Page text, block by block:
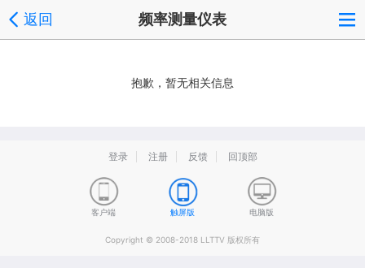
返回 频率测量仪表
抱歉，暂无相关信息
登录 注册 反馈 回顶部
客户端 触屏版 电脑版
Copyright © 2008-2018 LLTTV 版权所有